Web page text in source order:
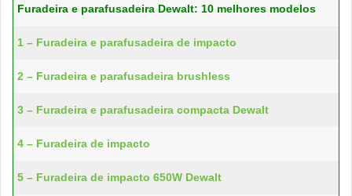
Furadeira e parafusadeira Dewalt: 10 melhores modelos
1 – Furadeira e parafusadeira de impacto
2 – Furadeira e parafusadeira brushless
3 – Furadeira e parafusadeira compacta Dewalt
4 – Furadeira de impacto
5 – Furadeira de impacto 650W Dewalt